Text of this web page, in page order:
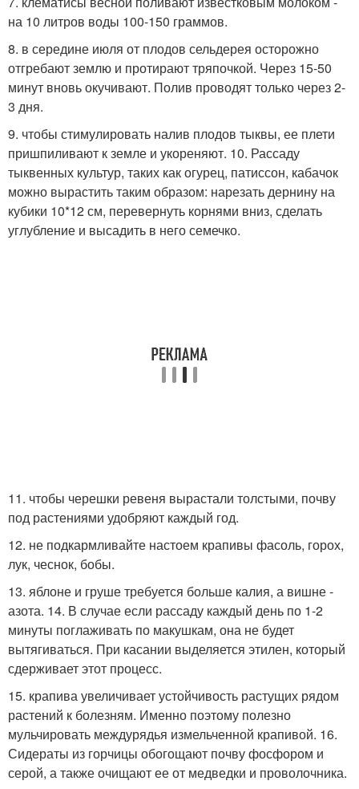
на 10 литров воды 100-150 граммов.
8. в середине июля от плодов сельдерея осторожно
отгребают землю и протирают тряпочкой. Через 15-50
минут вновь окучивают. Полив проводят только через 2-
3 дня.
9. чтобы стимулировать налив плодов тыквы, ее плети
пришпиливают к земле и укореняют. 10. Рассаду
тыквенных культур, таких как огурец, патиссон, кабачок
можно вырастить таким образом: нарезать дернину на
кубики 10*12 см, перевернуть корнями вниз, сделать
углубление и высадить в него семечко.
11. чтобы черешки ревеня вырастали толстыми, почву
под растениями удобряют каждый год.
12. не подкармливайте настоем крапивы фасоль, горох,
лук, чеснок, бобы.
13. яблоне и груше требуется больше калия, а вишне -
азота. 14. В случае если рассаду каждый день по 1-2
минуты поглаживать по макушкам, она не будет
вытягиваться. При касании выделяется этилен, который
сдерживает этот процесс.
15. крапива увеличивает устойчивость растущих рядом
растений к болезням. Именно поэтому полезно
мульчировать междурядья измельченной крапивой. 16.
Сидераты из горчицы обогощают почву фосфором и
серой, а также очищают ее от медведки и проволочника.